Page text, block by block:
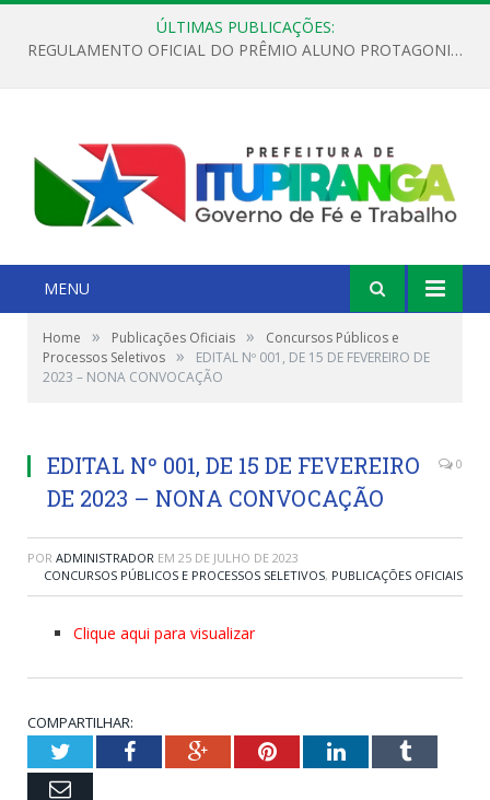
ÚLTIMAS PUBLICAÇÕES:
REGULAMENTO OFICIAL DO PRÊMIO ALUNO PROTAGONISTA – EDIÇÃO 2026
MENU
Home » Publicações Oficiais »
Concursos Públicos e
Processos Seletivos »
EDITAL Nº 001, DE 15 DE FEVEREIRO DE
2023 – NONA CONVOCAÇÃO
EDITAL Nº 001, DE 15 DE FEVEREIRO
DE 2023 – NONA CONVOCAÇÃO
0
POR ADMINISTRADOR EM 25 DE JULHO DE 2023
CONCURSOS PÚBLICOS E PROCESSOS SELETIVOS, PUBLICAÇÕES OFICIAIS
Clique aqui para visualizar
COMPARTILHAR:
TwitterFacebookGoogle+PinterestLinkedInTumblr
Email